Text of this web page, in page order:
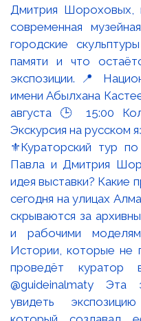
⚜️Кураторский тур
Павла и Дмитрия
идея выставки? Какие
сегодня на улицах
скрываются за
и рабочими
Истории, которые не
проведёт куратор
@guideinalmaty Эта
увидеть